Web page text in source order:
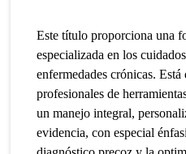
Este título proporciona una
especializada en los
enfermedades crónicas.
profesionales de
un manejo integral,
evidencia, con especial